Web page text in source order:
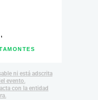
,
ni está adscrita
evento.
con la entidad